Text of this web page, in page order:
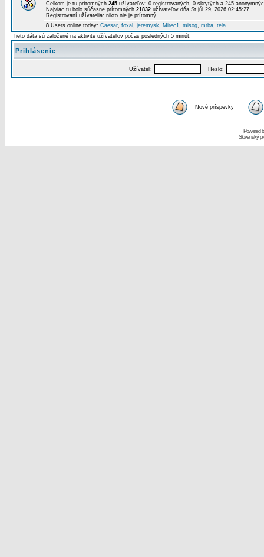
Celkom je tu prítomných 245 užívateľov: 0 registrovaných, 0 skrytých a 245
Najviac tu bolo súčasne prítomných 21832 užívateľov dňa St júl 29, 2026 02:45:27.
Registrovaní užívatelia: nikto nie je prítomný
8 Users online today: Caesar, foxal , jeremysk, Mirec1, misog, mrba, tela
Tieto dáta sú založené na aktivite užívateľov počas posledných 5 minút.
Prihlásenie
Užívateľ: Heslo:
Nové príspevky
Powered
Slovenský